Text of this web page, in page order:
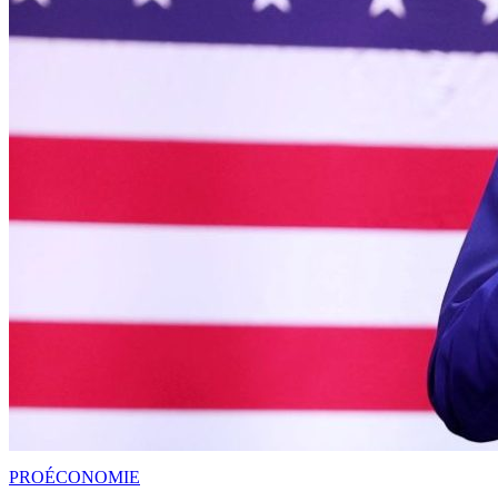
PROÉCONOMIE